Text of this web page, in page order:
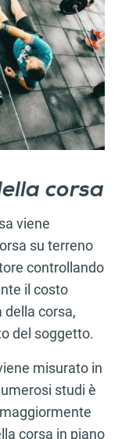
corsa
viene
su terreno
controllando
il costo
della corsa,
del soggetto.
misurato in
studi è
corsa in piano